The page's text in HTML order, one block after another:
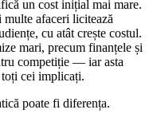
un cost inițial mai mare.
multe afaceri licitează
cu atât crește costul.
mari, precum finanțele și
competiție — iar asta
cei implicați.
poate fi diferența.